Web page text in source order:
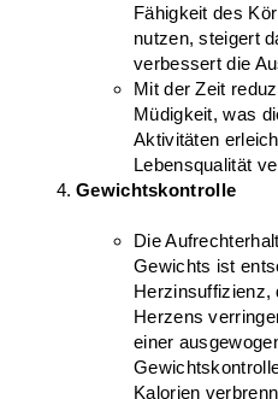
Fähigkeit des
nutzen, steigert
verbessert die
Mit der Zeit
Müdigkeit, was
Aktivitäten
Lebensqualität
Gewichtskontrolle
Die
Gewichts ist
Herzinsuffizienz,
Herzens
einer
Kalorien